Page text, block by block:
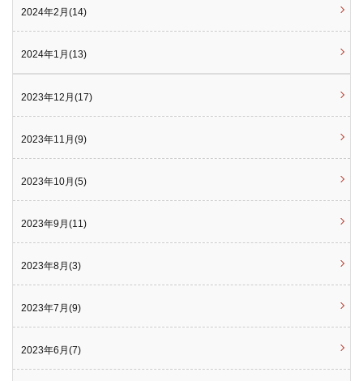
2024年2月(14)
2024年1月(13)
2023年12月(17)
2023年11月(9)
2023年10月(5)
2023年9月(11)
2023年8月(3)
2023年7月(9)
2023年6月(7)